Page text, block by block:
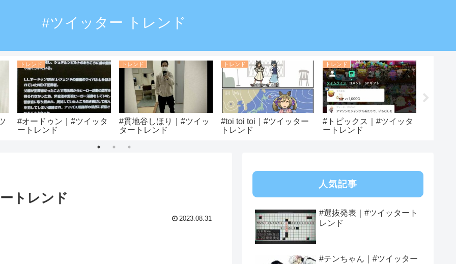
#ツイッター トレンド
トレンド
#オードゥン｜#ツイッタ
ートレンド
トレンド
#貫地谷しほり｜#ツイッ
タートレンド
トレンド
#toi toi toi｜#ツイッター
トレンド
トレンド
#トピックス｜#ツイッタ
ートレンド
トレンド
2023.08.31
人気記事
#選抜発表｜#ツイッタート
レンド
#テンちゃん｜#ツイッター